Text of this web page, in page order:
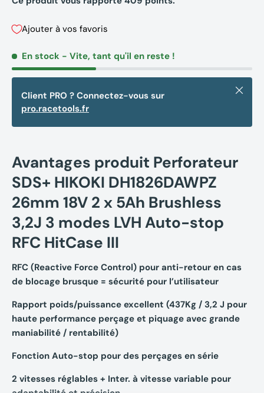
Ajouter à vos favoris
En stock - Vite, tant qu'il en reste !
Client PRO ? Connectez-vous sur
pro.racetools.fr
Fermer
Avantages produit Perforateur
SDS+ HIKOKI DH1826DAWPZ
26mm 18V 2 x 5Ah Brushless
3,2J 3 modes LVH Auto-stop
RFC HitCase III
RFC (Reactive Force Control) pour anti-retour en cas
de blocage brusque = sécurité pour l’utilisateur
Rapport poids/puissance excellent (437Kg / 3,2 J pour
haute performance perçage et piquage avec grande
maniabilité / rentabilité)
Fonction Auto-stop pour des perçages en série
2 vitesses réglables + Inter. à vitesse variable pour